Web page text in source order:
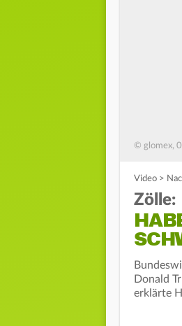
© glomex,
Video >
Zölle:
Donald
erklärte